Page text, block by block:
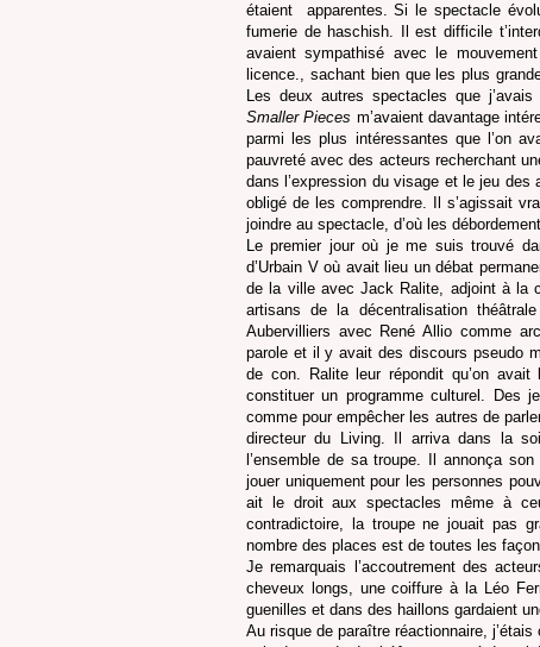
étaient
apparentes. Si le spectacle
fumerie de haschish. Il est difficile
avaient sympathisé avec le
licence., sachant bien que les plus
Les deux autres spectacles que
Smaller Pieces m’avaient davantage
parmi les plus intéressantes que l’on
pauvreté avec des acteurs recherchant
dans l’expression du visage et le jeu des
obligé de les comprendre. Il s’agissait
joindre au spectacle, d’où les
Le premier jour où je me suis trouvé
d’Urbain V où avait lieu un débat
de la ville avec Jack Ralite, adjoint à la
artisans de la décentralisation
Aubervilliers avec René Allio comme
parole et il y avait des discours pseudo
de con. Ralite leur répondit qu’on
constituer un programme culturel. Des
comme pour empêcher les autres de
directeur du Living. Il arriva dans la
l’ensemble de sa troupe. Il annonça
jouer uniquement pour les personnes
ait le droit aux spectacles même à
contradictoire, la troupe ne jouait pas
nombre des places est de toutes les
Je remarquais l’accoutrement des
cheveux longs, une coiffure à la Léo
guenilles et dans des haillons gardaient
Au risque de paraître réactionnaire,